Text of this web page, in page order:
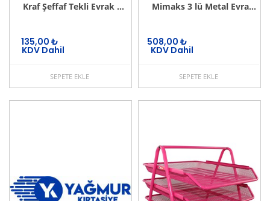
Kraf Şeffaf Tekli Evrak Rafı
135,00 ₺
KDV Dahil
SEPETE EKLE
Mimaks 3 lü Metal Evrak Rafı
508,00 ₺
KDV Dahil
SEPETE EKLE